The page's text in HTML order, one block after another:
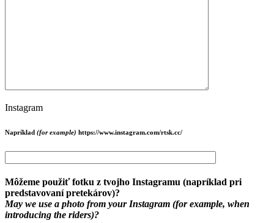
Instagram
Napríklad (for example) https://www.instagram.com/rtsk.cc/
Môžeme použiť fotku z tvojho Instagramu (napríklad pri
predstavovaní pretekárov)?
May we use a photo from your Instagram (for example, when
introducing the riders)?